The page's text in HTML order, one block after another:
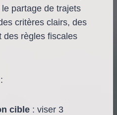
partage de trajets
critères clairs, des
des règles fiscales
cible : viser 3